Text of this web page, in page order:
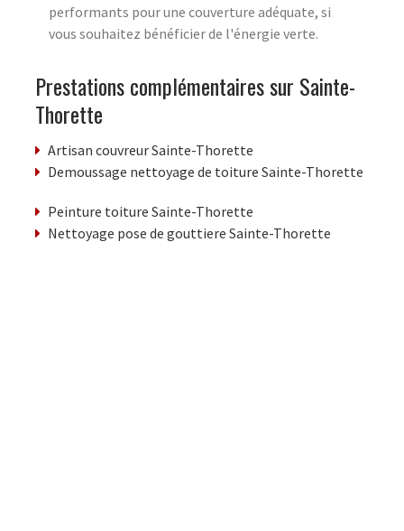
performants pour une couverture adéquate, si
vous souhaitez bénéficier de l'énergie verte.
Prestations complémentaires sur Sainte-
Thorette
Artisan couvreur Sainte-Thorette
Demoussage nettoyage de toiture Sainte-Thorette
Peinture toiture Sainte-Thorette
Nettoyage pose de gouttiere Sainte-Thorette